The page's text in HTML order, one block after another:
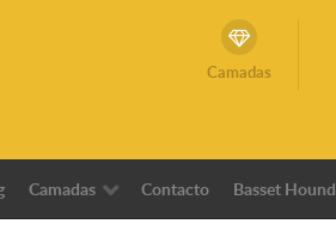
Camadas
Camadas Contacto Basset Hound